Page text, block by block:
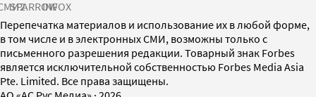
SPARROWINFOX
Перепечатка материалов и использование их в любой форме,
в том числе и в электронных СМИ, возможны только с
письменного разрешения редакции. Товарный знак Forbes
является исключительной собственностью Forbes Media Asia
Pte. Limited. Все права защищены.